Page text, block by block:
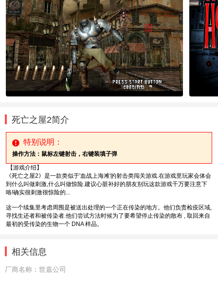
死亡之屋2简介
特别说明：
操作方法：鼠标左键射击，右键装填子弹
【游戏介绍】
《死亡之屋2》是一款类似于'血战上海滩'的射击类闯关游戏.在游戏里玩家会体会
到什么叫做刺激,什么叫做惊险.建议心脏补好的朋友别玩这款游戏千万要注意下
咯!确实很刺激很惊险的...
这一个续集里考虑周围是被送出处理的一个正在传染的地方。他们负责检疫区域,
寻找生还者和被传染者.他们尝试方法时候为了要希望停止传染的散布 , 取回来自
最初的受传染的生物一个 DNA 样品。
相关信息
厂商名称： 世嘉公司